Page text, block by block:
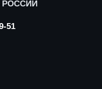
РОССИИ
51